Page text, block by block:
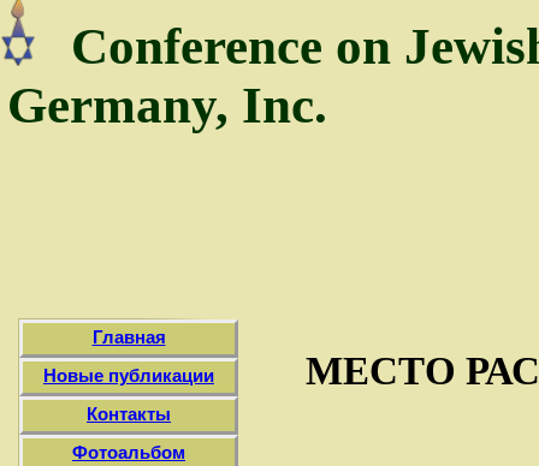
Conference on
Germany, Inc.
Главная
Новые публикации
Контакты
Фотоальбом
МЕСТО